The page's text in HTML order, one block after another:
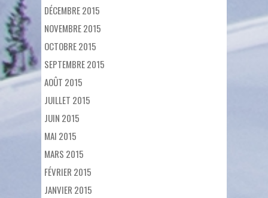
DÉCEMBRE 2015
NOVEMBRE 2015
OCTOBRE 2015
SEPTEMBRE 2015
AOÛT 2015
JUILLET 2015
JUIN 2015
MAI 2015
MARS 2015
FÉVRIER 2015
JANVIER 2015